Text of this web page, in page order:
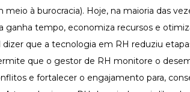
meio à burocracia). Hoje, na maioria das
ganha tempo, economiza recursos e
dizer que a tecnologia em RH reduziu
que o gestor de RH monitore o
e fortalecer o engajamento para,